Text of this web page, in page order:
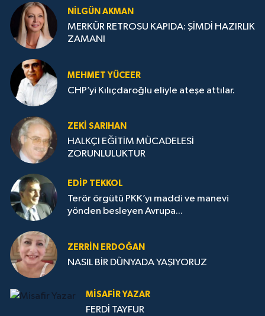
NILGÜN AKMAN
MERKÜR RETROSU KAPIDA: ŞİMDİ HAZIRLIK
ZAMANI
MEHMET YÜCEER
CHP’yi Kılıçdaroğlu eliyle ateşe attılar.
ZEKI SARIHAN
HALKÇI EĞİTİM MÜCADELESİ
ZORUNLULUKTUR
EDIP TEKKOL
Terör örgütü PKK’yı maddi ve manevi
yönden besleyen Avrupa...
ZERRIN ERDOĞAN
NASIL BİR DÜNYADA YAŞIYORUZ
MISAFIR YAZAR
FERDİ TAYFUR